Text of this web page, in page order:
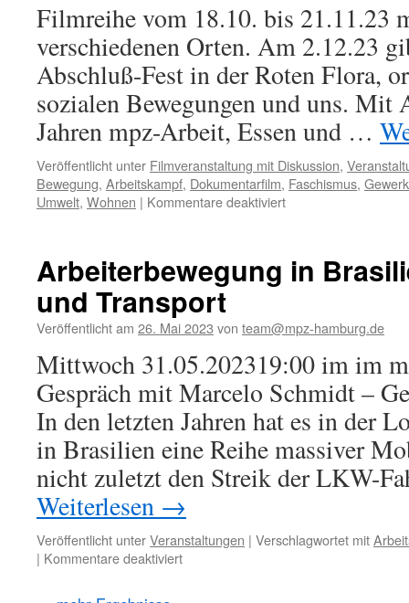
Filmreihe vom 18.10. bis 21.11.23
verschiedenen Orten. Am 2.12.23
Abschluß-Fest in der Roten Flora,
sozialen Bewegungen und uns. Mit
Jahren mpz-Arbeit, Essen und …
Veröffentlicht unter Filmveranstaltung mit Diskussion,
Bewegung, Arbeitskampf, Dokumentarfilm, Faschismus,
Umwelt, Wohnen | Kommentare deaktiviertfür
1973
Arbeiterbewegung in
und Transport
Veröffentlicht am 26. Mai 2023 von team@mpz-hamburg.de
Mittwoch 31.05.202319:00 im im
Gespräch mit Marcelo Schmidt –
In den letzten Jahren hat es in der
in Brasilien eine Reihe massiver
nicht zuletzt den Streik der LKW-
Weiterlesen →
Veröffentlicht unterVeranstaltungen | Verschlagwortet mit
| Kommentare deaktiviertfür